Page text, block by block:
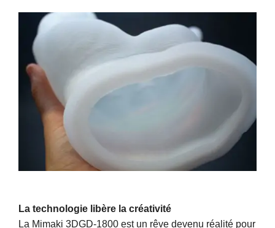
La technologie libère la créativité
La Mimaki 3DGD-1800 est un rêve devenu réalité pour